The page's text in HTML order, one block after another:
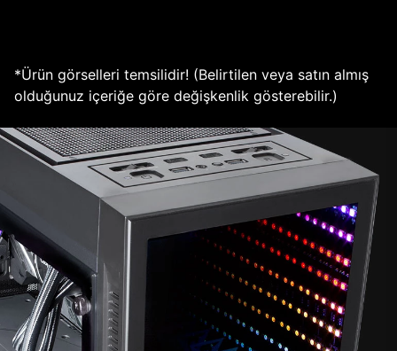
*Ürün görselleri temsilidir! (Belirtilen veya satın almış
olduğunuz içeriğe göre değişkenlik gösterebilir.)